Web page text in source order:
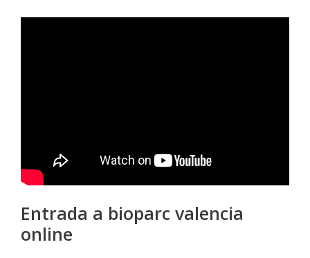
Entrada a bioparc valencia
online